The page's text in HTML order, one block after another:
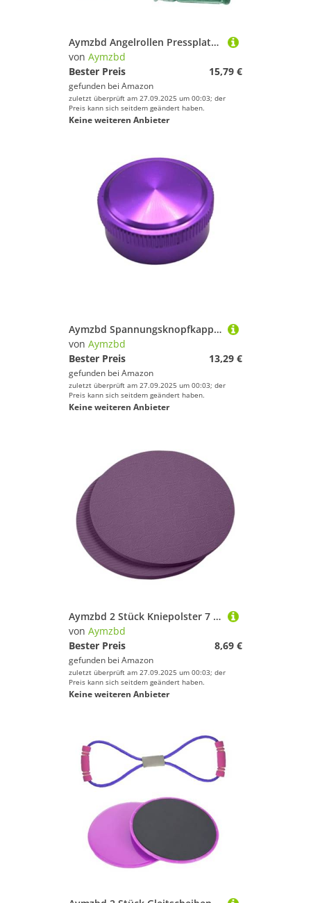
Aymzbd Angelrollen Pressplatte Kupplungsschalter Steuerplatte Zuverlässig mit Pinzette Und Schraubenschlüssel Rollen Zubehör für P3, Lila
von Aymzbd
Bester Preis
15,79 €
gefunden bei Amazon
zuletzt überprüft am 27.09.2025 um 00:03; der
Preis kann sich seitdem geändert haben.
Keine weiteren Anbieter
Aymzbd Spannungsknopfkappe mit 2 Unterlegscheiben, Robuster Ersatz, Reparatur, Bremseinstellungskomponenten, Angelrollenteile, Lila
von Aymzbd
Bester Preis
13,29 €
gefunden bei Amazon
zuletzt überprüft am 27.09.2025 um 00:03; der
Preis kann sich seitdem geändert haben.
Keine weiteren Anbieter
Aymzbd 2 Stück Kniepolster 7 Zoll Übungskissen für Pilates mit Rutschfester Oberfläche, Sport Balance Kissen, Lila
von Aymzbd
Bester Preis
8,69 €
gefunden bei Amazon
zuletzt überprüft am 27.09.2025 um 00:03; der
Preis kann sich seitdem geändert haben.
Keine weiteren Anbieter